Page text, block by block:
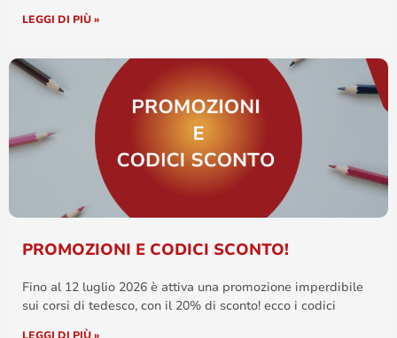
LEGGI DI PIÙ »
PROMOZIONI E CODICI SCONTO!
Fino al 12 luglio 2026 è attiva una promozione imperdibile
sui corsi di tedesco, con il 20% di sconto! ecco i codici